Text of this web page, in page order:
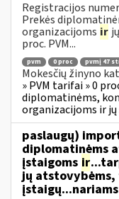
Registracijos
Prekės
organizacijoms ir
proc. PVM...
pvm 0 proc pvmį 47
Mokesčių žinyno
» PVM tarifai » 0
diplomatinėms,
organizacijoms ir jų
paslaugų)
diplomatinėms
įstaigoms ir
jų
įstaigų...nariams